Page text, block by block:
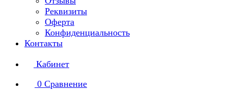
Реквизиты
Оферта
Конфиденциальность
Контакты
Кабинет
0 Сравнение